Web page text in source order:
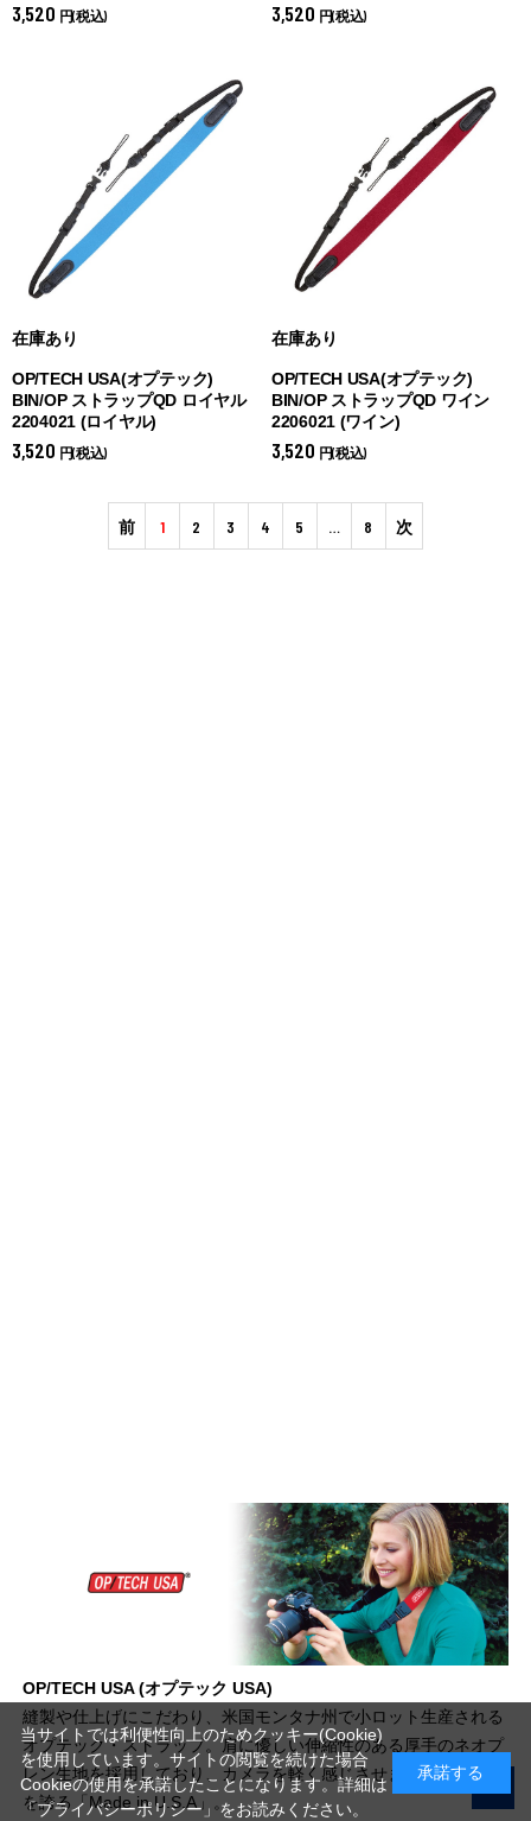
3,520 円(税込) 3,520 円(税込)
在庫あり
OP/TECH USA(オプテック)
BIN/OP ストラップQD ロイヤル
2204021 (ロイヤル)
3,520 円(税込)
在庫あり
OP/TECH USA(オプテック)
BIN/OP ストラップQD ワイン
2206021 (ワイン)
3,520 円(税込)
前 1 2 3 4 5 … 8 次
OP/TECH USA (オプテック USA)
縫製や仕上げにこだわり、米国モンタナ州で小ロット生産される
オプテック・ストラップ。肩に優しい伸縮性のある厚手のネオプ
レン生地を採用しており、カメラを軽く感じさせます。高い品質
を誇る「Made in U.S.A」。
当サイトでは利便性向上のためクッキー(Cookie)
を使用しています。サイトの閲覧を続けた場合
Cookieの使用を承諾したことになります。詳細は
「プライバシーポリシー」をお読みください。
承諾する